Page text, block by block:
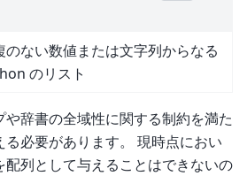
のない数値または文字列からなる
のリスト
や辞書の全域性に関する制約を満た
必要があります。 現時点におい
配列として与えることはできないの